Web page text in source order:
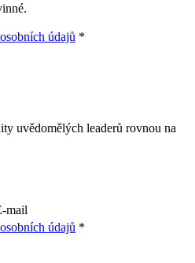
údajů *
uvědomělých leaderů rovnou na
mail
údajů *